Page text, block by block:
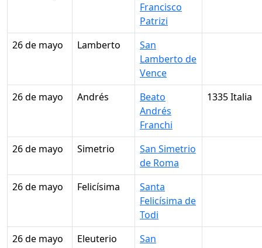
Francisco
Patrizi
26 de mayo
Lamberto
San
Lamberto de
Vence
26 de mayo
Andrés
Beato
Andrés
Franchi
1335 Italia
26 de mayo Simetrio
San Simetrio
de Roma
26 de mayo
Felicísima
Santa
Felicísima de
Todi
26 de mayo
Eleuterio
San